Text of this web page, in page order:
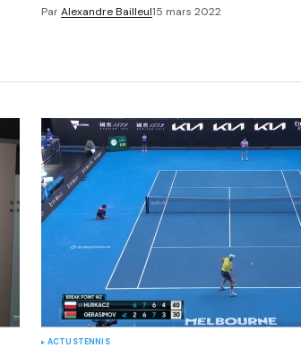
ParAlexandre Bailleul15 mars 2022
ACTUSTENNIS